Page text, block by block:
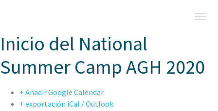
Inicio del National
Summer Camp AGH 2020
+ Añadir Google Calendar
+ exportación iCal / Outlook